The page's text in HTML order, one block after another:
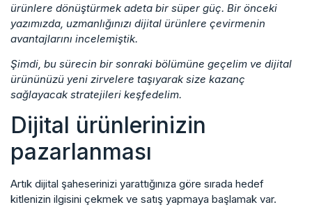
ürünlere dönüştürmek adeta bir süper güç. Bir önceki
yazımızda, uzmanlığınızı dijital ürünlere çevirmenin
avantajlarını incelemiştik.
Şimdi, bu sürecin bir sonraki bölümüne geçelim ve dijital
ürününüzü yeni zirvelere taşıyarak size kazanç
sağlayacak stratejileri keşfedelim.
Dijital ürünlerinizin
pazarlanması
Artık dijital şaheserinizi yarattığınıza göre sırada hedef
kitlenizin ilgisini çekmek ve satış yapmaya başlamak var.